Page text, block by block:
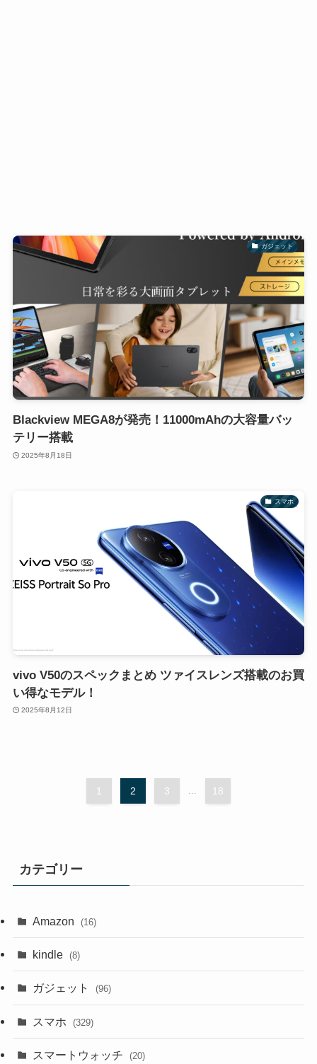
ガジェット
Blackview MEGA8が発売！11000mAhの大容量バッ
テリー搭載
2025年8月18日
スマホ
vivo V50のスペックまとめ ツァイスレンズ搭載のお買
い得なモデル！
2025年8月12日
1 2 3 18
カテゴリー
Amazon (16)
kindle (8)
ガジェット (96)
スマホ (329)
スマートウォッチ (20)